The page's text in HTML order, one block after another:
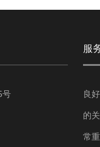
号
服
良
的
常